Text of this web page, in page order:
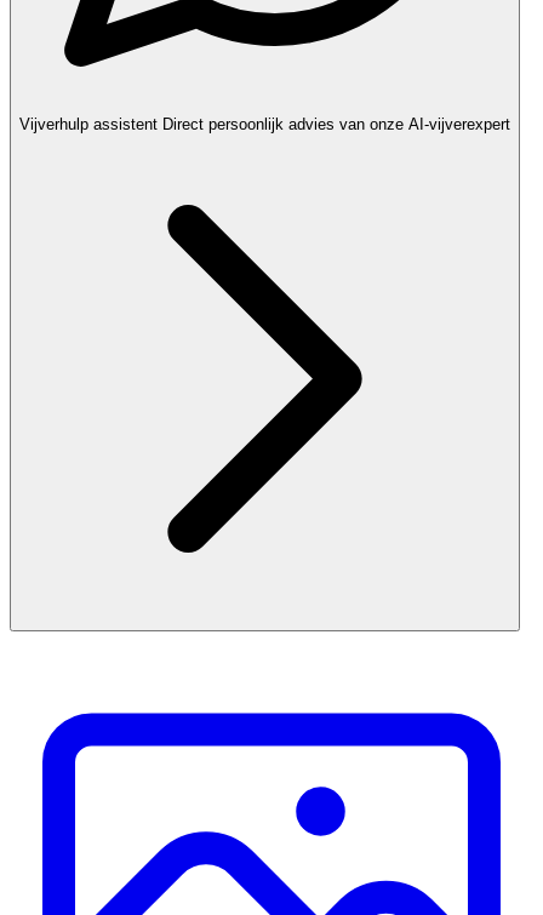
Vijverhulp assistent Direct persoonlijk advies van onze AI-vijverexpert